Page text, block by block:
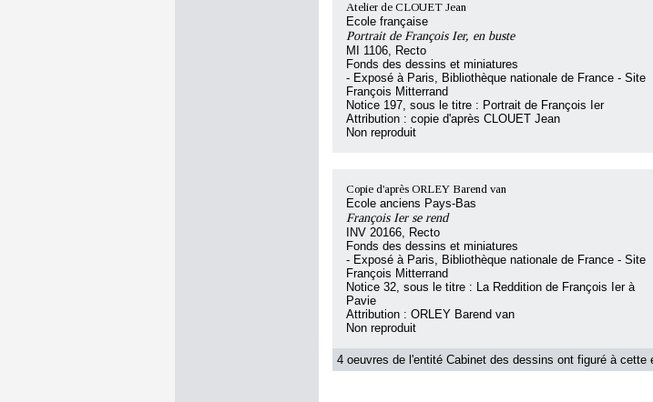
Atelier de CLOUET Jean
Ecole française
Portrait de François Ier, en buste
MI 1106, Recto
Fonds des dessins et miniatures
- Exposé à Paris, Bibliothèque nationale de France - Site
François Mitterrand
Notice 197, sous le titre : Portrait de François Ier
Attribution : copie d'après CLOUET Jean
Non reproduit
Copie d'après ORLEY Barend van
Ecole anciens Pays-Bas
François Ier se rend
INV 20166, Recto
Fonds des dessins et miniatures
- Exposé à Paris, Bibliothèque nationale de France - Site
François Mitterrand
Notice 32, sous le titre : La Reddition de François Ier à
Pavie
Attribution : ORLEY Barend van
Non reproduit
4 oeuvres de l'entité Cabinet des dessins ont figuré à cette